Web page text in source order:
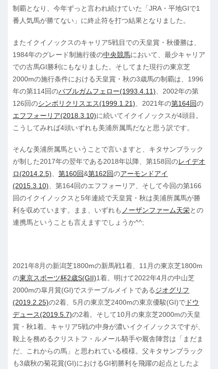
制覇となり、今年ずっと言われ続けていた「JRA・平地GIで1
番人気馬が勝てない」に終止符を打つ結果となりました。
またイクイノックスのキャリア5戦目での天皇賞・秋優勝は、
1984年のグレード制施行後の中央競馬において、最少キャリア
での古馬GI勝利にもなりました。そしてまた現行の東京芝
2000mの施行条件における天皇賞・秋の3歳馬の制覇は、1996
年の第114回のバブルガムフェロー(1993.4.11) 、2002年の第
126回のシンボリクリスエス(1999.1.21) 、2021年の第164回の
エフフォーリア(2018.3.10)に続いてイクイノックスが4頭目。
こうしてみれば4頭いずれも美浦所属馬だなと思う訳です。
そんな美浦所属馬ということで言いますと、キタサンブラック
が制した2017年の翌年である2018年以降、第158回のレイデオ
ロ(2014.2.5)、 第160回&第162回のアーモンドアイ
(2015.3.10)、第164回のエフフォーリア、そして今回の第166
回のイクイノックスと5年連続で天皇賞・秋は美浦所属馬が勝
利を収めています。まま、いずれも ノーザンファーム天栄との
連携馬ということも言えますでしょうか^^;
2021年8月の新潟芝1800mの新馬戦1着、11月の東京芝1800m
の東京スポーツ杯2歳S(GII)1着。明けて2022年4月の中山芝
2000mの皐月賞(GI)でステーブルメイトであるジオグリフ
(2019.2.25)の2着、5月の東京芝2400mの東京優駿(GI)で ドウ
デュース(2019.5.7)の2着。そして10月の東京芝2000mの天皇
賞・秋1着。キャリア5戦の中身が濃いイクイノックスですが、
鞍上を務めるクリストフ・ルメール騎手や厩舎陣営は「まだま
だ、これからの馬」と思われている模様。父キタサンブラック
も3歳秋の菊花賞(GI)におけるGI初勝利を飛躍の起点としたよ